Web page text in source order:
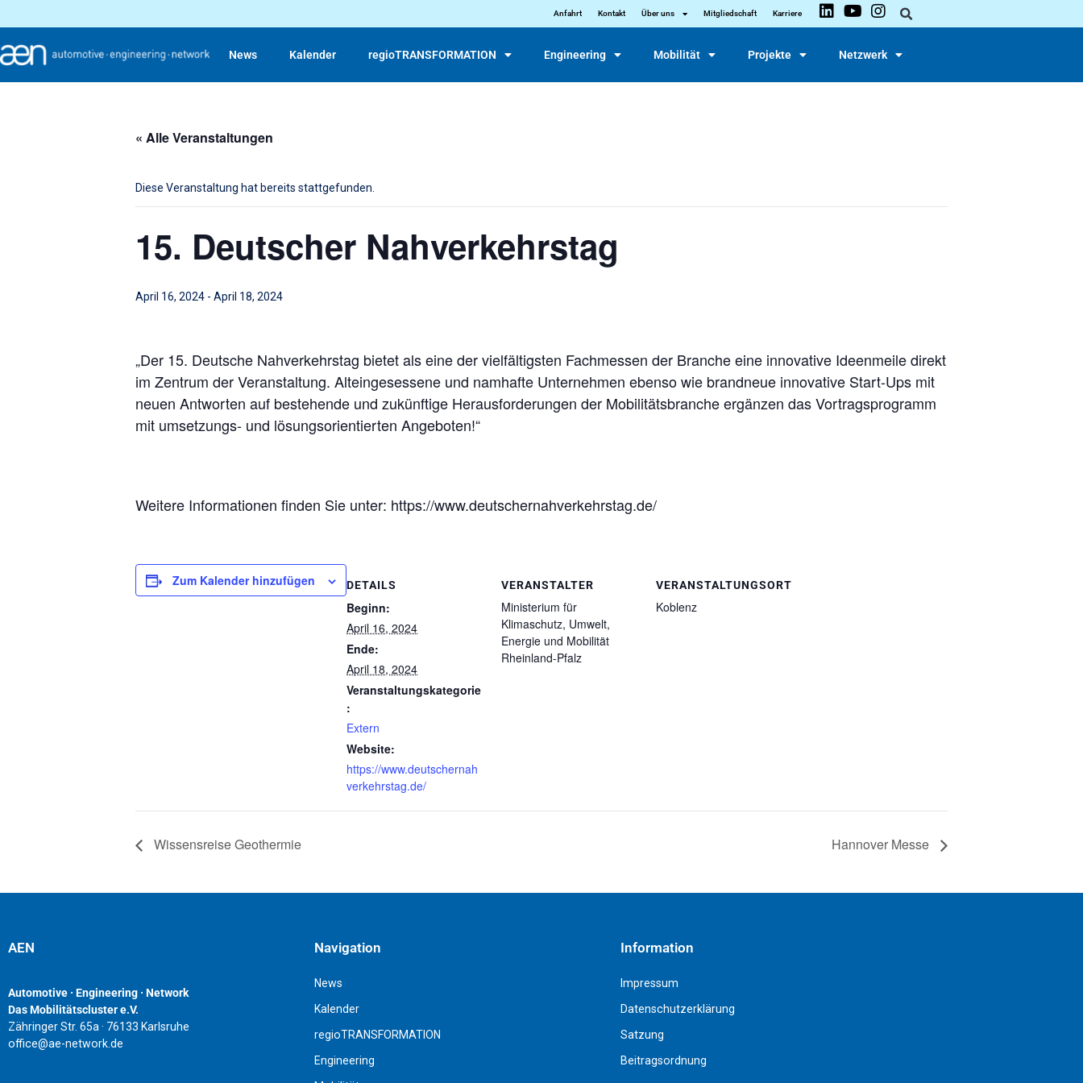
Anfahrt Kontakt Über uns Mitgliedschaft Karriere
News Kalender regioTRANSFORMATION Engineering Mobilität Projekte Netzwerk
« Alle Veranstaltungen
Diese Veranstaltung hat bereits stattgefunden.
15. Deutscher Nahverkehrstag
April 16, 2024 - April 18, 2024
„Der 15. Deutsche Nahverkehrstag bietet als eine der vielfältigsten Fachmessen der Branche eine innovative Ideenmeile direkt
im Zentrum der Veranstaltung. Alteingesessene und namhafte Unternehmen ebenso wie brandneue innovative Start-Ups mit
neuen Antworten auf bestehende und zukünftige Herausforderungen der Mobilitätsbranche ergänzen das Vortragsprogramm
mit umsetzungs- und lösungsorientierten Angeboten!“
Weitere Informationen finden Sie unter: https://www.deutschernahverkehrstag.de/
Zum Kalender hinzufügen DETAILS
Beginn:
April 16, 2024
Ende:
April 18, 2024
Veranstaltungskategorie
:
Extern
Website:
https://www.deutschernah
verkehrstag.de/
VERANSTALTER
Ministerium für
Klimaschutz, Umwelt,
Energie und Mobilität
Rheinland-Pfalz
VERANSTALTUNGSORT
Koblenz
Wissensreise Geothermie Hannover Messe
AEN
Automotive · Engineering · Network
Das Mobilitätscluster e.V.
Zähringer Str. 65a · 76133 Karlsruhe
office@ae-network.de
Navigation
News
Kalender
regioTRANSFORMATION
Engineering
Information
Impressum
Datenschutzerklärung
Satzung
Beitragsordnung